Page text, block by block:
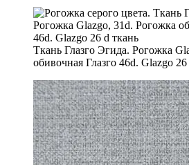
Ткань Глазго Эгида. Рогожка
обивочная Глазго 46d. Glazgo 26